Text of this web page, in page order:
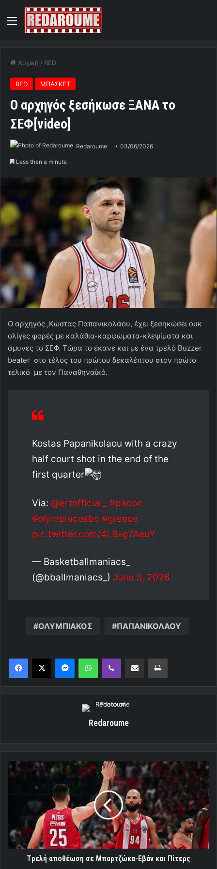
Menu
Αρχική / RED
RED ΜΠΑΣΚΕΤ
O αρχηγός ξεσήκωσε ΞΑΝΑ το
ΣΕΦ[video]
Redaroume 03/06/2026
Less than a minute
Ο αρχηγός ,Κώστας Παπανικολάου, έχει ξεσηκώσει ουκ
ολίγες φορές με καλάθια-καρφώματα-κλεψίματα και
άμυνες το ΣΕΦ. Τώρα το έκανε και με ένα τρελό Buzzer
beater στο τέλος του πρώτου δεκαλέπτου στον πρώτο
τελικό με τον Παναθηναϊκό.
Kostas Papanikolaou with a crazy
half court shot in the end of the
first quarter
Via: @ertofficial_
#paobc
#olympiacosbc #greece
pic.twitter.com/4LBxg7AeuY
— Basketballmaniacs_
(@bballmaniacs_) June 3, 2026
ΟΛΥΜΠΙΑΚΟΣ ΠΑΠΑΝΙΚΟΛΑΟΥ
MessengerWhatsAppViber Κοινοποίηση μέσω ηλεκτρονικού ταχυδρομείουΕκτύπωση
Redaroume
Tρελή
αποθέωση
Tρελή αποθέωση σε Μπαρτζώκα-Εβάν και Πίτερς